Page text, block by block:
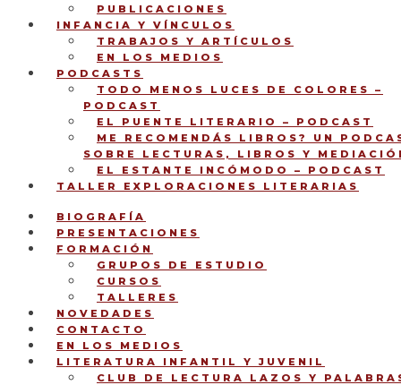
PUBLICACIONES
INFANCIA Y VÍNCULOS
TRABAJOS Y ARTÍCULOS
EN LOS MEDIOS
PODCASTS
TODO MENOS LUCES DE COLORES –
PODCAST
EL PUENTE LITERARIO – PODCAST
ME RECOMENDÁS LIBROS? UN
SOBRE LECTURAS, LIBROS Y
EL ESTANTE INCÓMODO – PODCAST
TALLER EXPLORACIONES LITERARIAS
BIOGRAFÍA
PRESENTACIONES
FORMACIÓN
GRUPOS DE ESTUDIO
CURSOS
TALLERES
NOVEDADES
CONTACTO
EN LOS MEDIOS
LITERATURA INFANTIL Y JUVENIL
CLUB DE LECTURA LAZOS Y